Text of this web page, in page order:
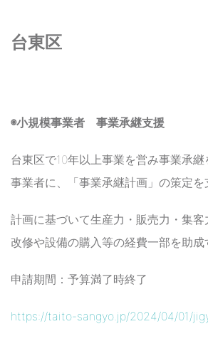
台東区
◉小規模事業者 事業承継支援
台東区で10年以上事業を営み事業承
事業者に、「事業承継計画」の策定を
計画に基づいて生産力・販売力・集
改修や設備の購入等の経費一部を助成
申請期間：予算満了時終了
https://taito-sangyo.jp/2024/04/01/